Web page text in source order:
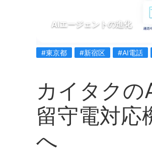
AIエージェントの進化
#東京都 #新宿区 #AI電話
カイタク
留守電対応
へ